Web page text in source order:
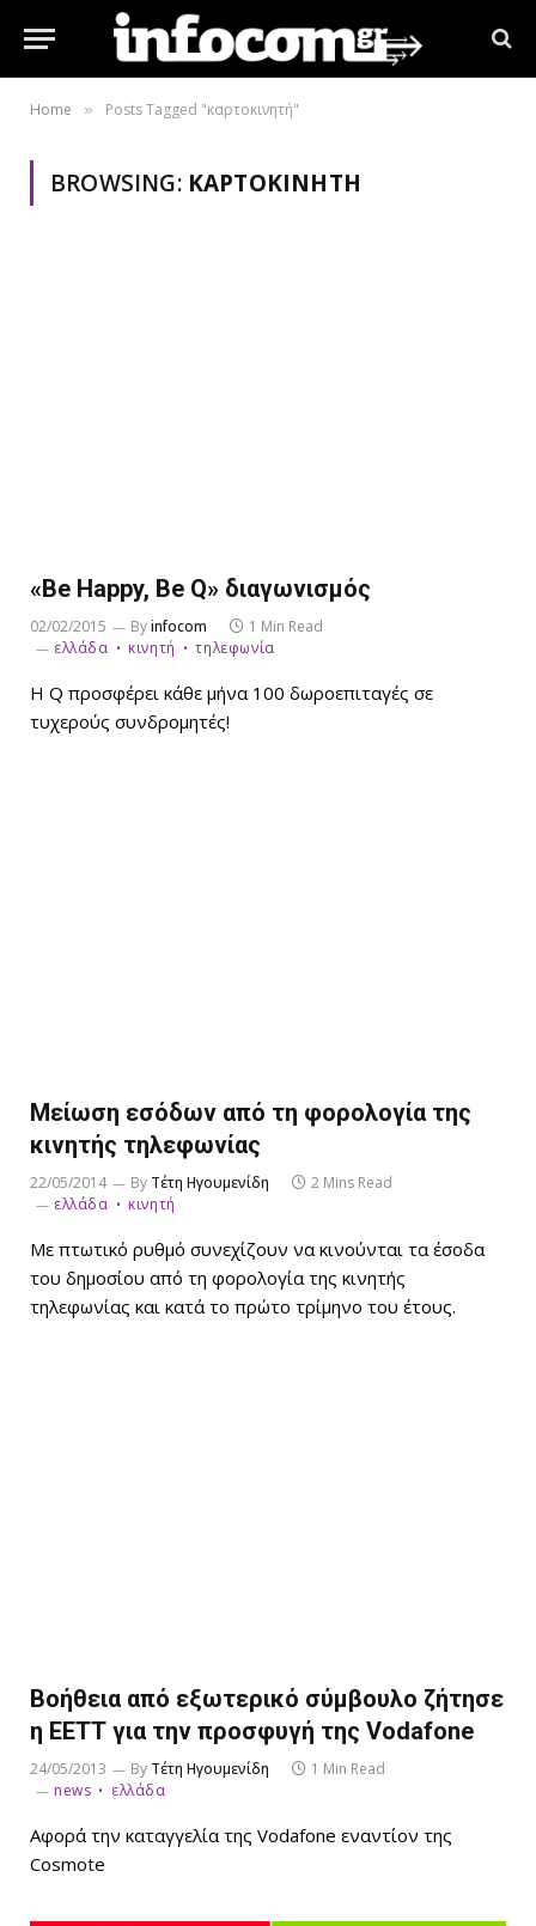
Home » Posts Tagged "καρτοκινητή"
BROWSING: ΚΑΡΤΟΚΙΝΗΤΉ
«Be Happy, Be Q» διαγωνισμός
02/02/2015 Byinfocom
1 Min Read
ελλάδα
κινητή τηλεφωνία
Η Q προσφέρει κάθε μήνα 100 δωροεπιταγές σε
τυχερούς συνδρομητές!
Μείωση εσόδων από τη φορολογία της
κινητής τηλεφωνίας
22/05/2014 By Τέτη Ηγουμενίδη
2 Mins Read
ελλάδα
κινητή
Με πτωτικό ρυθμό συνεχίζουν να κινούνται τα έσοδα
του δημοσίου από τη φορολογία της κινητής
τηλεφωνίας και κατά το πρώτο τρίμηνο του έτους.
Bοήθεια από εξωτερικό σύμβουλο ζήτησε
η ΕΕΤΤ για την προσφυγή της Vodafone
24/05/2013 By Τέτη Ηγουμενίδη
1 Min Read
news
ελλάδα
Αφορά την καταγγελία της Vodafone εναντίον της
Cosmote